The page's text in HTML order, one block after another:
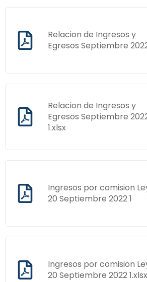
Relacion de Ingresos y
Egresos Septiembre
Relacion de Ingresos y
Egresos Septiembre
1.xlsx
Ingresos por comision
20 Septiembre 2022 1
Ingresos por comision
20 Septiembre 2022 1.xlsx